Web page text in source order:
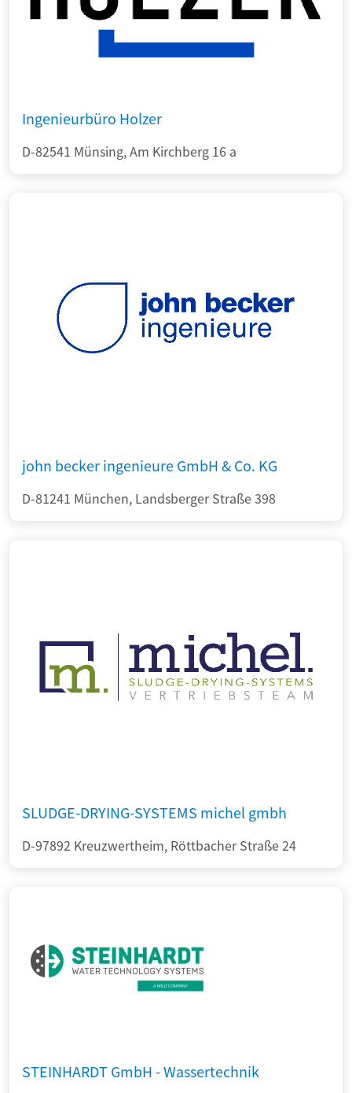
Ingenieurbüro Holzer
D-82541 Münsing, Am Kirchberg 16 a
john becker ingenieure GmbH & Co. KG
D-81241 München, Landsberger Straße 398
SLUDGE-DRYING-SYSTEMS michel gmbh
D-97892 Kreuzwertheim, Röttbacher Straße 24
STEINHARDT GmbH - Wassertechnik